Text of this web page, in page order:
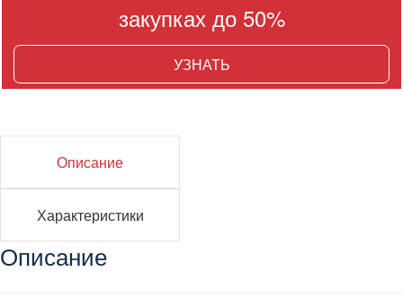
закупках до 50%
УЗНАТЬ
Описание
Характеристики
Описание